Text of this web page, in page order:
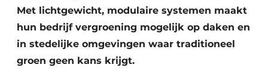
Met lichtgewicht, modulaire systemen maakt
hun bedrijf vergroening mogelijk op daken en
in stedelijke omgevingen waar traditioneel
groen geen kans krijgt.